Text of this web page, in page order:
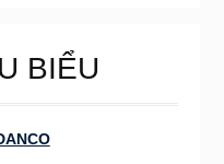
BIỂU